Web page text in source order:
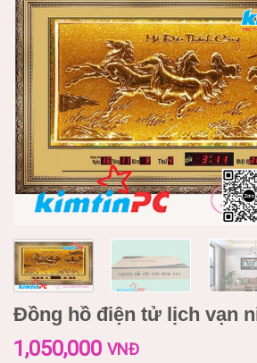
Đồng hồ điện tử lịch vạn
1,050,000 VNĐ